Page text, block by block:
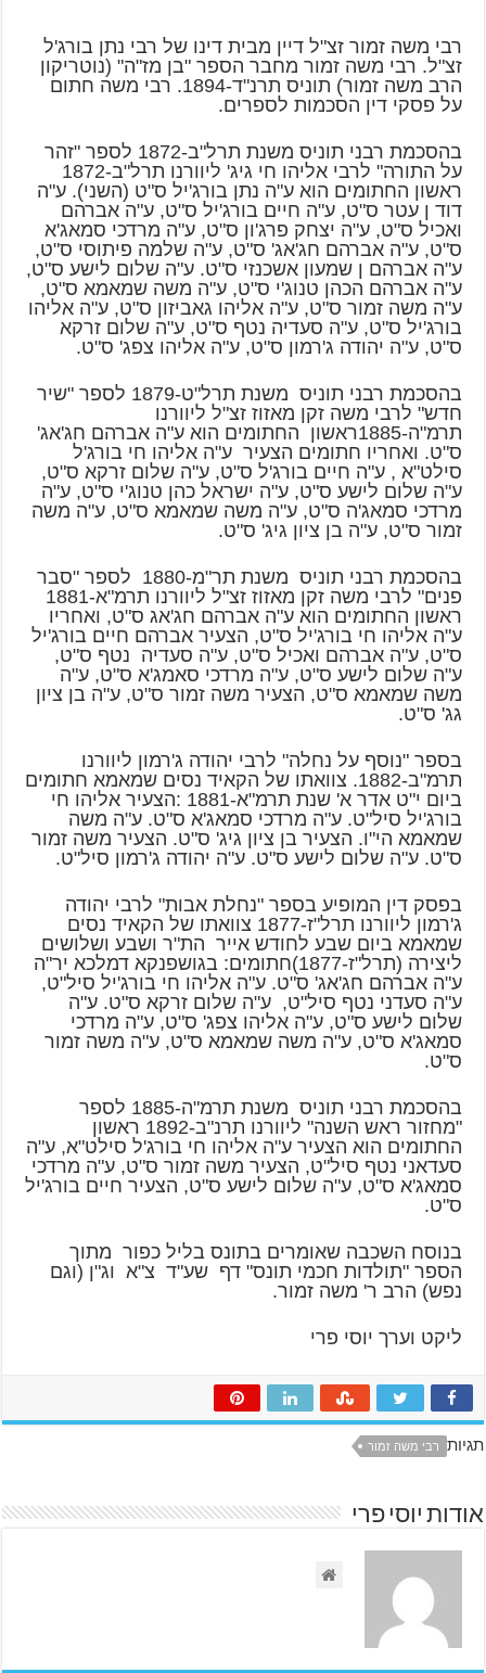
רבי משה זמור זצ"ל דיין מבית דינו של רבי נתן בורג'ל
זצ"ל. רבי משה זמור מחבר הספר "בן מז"ה" (נוטריקון
הרב משה זמור) תוניס תרנ"ד-1894. רבי משה חתום
על פסקי דין הסכמות לספרים.
בהסכמת רבני תוניס משנת תרל"ב-1872 לספר "זהר
על התורה" לרבי אליהו חי גיג' ליוורנו תרל"ב-1872
ראשון החתומים הוא ע"ה נתן בורג'יל ס"ט (השני). ע"ה
דוד ן עטר ס"ט, ע"ה חיים בורג'יל ס"ט, ע"ה אברהם
ואכיל ס"ט, ע"ה יצחק פרג'ון ס"ט, ע"ה מרדכי סמאג'א
ס"ט, ע"ה אברהם חג'אג' ס"ט, ע"ה שלמה פיתוסי ס"ט,
ע"ה אברהם ן שמעון אשכנזי ס"ט. ע"ה שלום לישע ס"ט,
ע"ה אברהם הכהן טנוג'י ס"ט, ע"ה משה שמאמא ס"ט,
ע"ה משה זמור ס"ט, ע"ה אליהו גאביזון ס"ט, ע"ה אליהו
בורג'יל ס"ט, ע"ה סעדיה נטף ס"ט, ע"ה שלום זרקא
ס"ט, ע"ה יהודה ג'רמון ס"ט, ע"ה אליהו צפג' ס"ט.
בהסכמת רבני תוניס משנת תרל"ט-1879 לספר "שיר
חדש" לרבי משה זקן מאזוז זצ"ל ליוורנו
תרמ"ה-1885ראשון החתומים הוא ע"ה אברהם חג'אג'
ס"ט. ואחריו חתומים הצעיר ע"ה אליהו חי בורג'ל
סילט"א , ע"ה חיים בורג'ל ס"ט, ע"ה שלום זרקא ס"ט,
ע"ה שלום לישע ס"ט, ע"ה ישראל כהן טנוג'י ס"ט, ע"ה
מרדכי סמאג'ה ס"ט, ע"ה משה שמאמא ס"ט, ע"ה משה
זמור ס"ט, ע"ה בן ציון גיג' ס"ט.
בהסכמת רבני תוניס משנת תר"מ-1880 לספר "סבר
פנים" לרבי משה זקן מאזוז זצ"ל ליוורנו תרמ"א-1881
ראשון החתומים הוא ע"ה אברהם חג'אג ס"ט, ואחריו
ע"ה אליהו חי בורג'יל ס"ט, הצעיר אברהם חיים בורג'יל
ס"ט, ע"ה אברהם ואכיל ס"ט, ע"ה סעדיה נטף ס"ט,
ע"ה שלום לישע ס"ט, ע"ה מרדכי סאמג'א ס"ט, ע"ה
משה שמאמא ס"ט, הצעיר משה זמור ס"ט, ע"ה בן ציון
גג' ס"ט.
בספר "נוסף על נחלה" לרבי יהודה ג'רמון ליוורנו
תרמ"ב-1882. צוואתו של הקאיד נסים שמאמא חתומים
ביום י"ט אדר א' שנת תרמ"א-1881 :הצעיר אליהו חי
בורג'יל סיל"ט. ע"ה מרדכי סמאג'א ס"ט. ע"ה משה
שמאמא הי"ו. הצעיר בן ציון גיג' ס"ט. הצעיר משה זמור
ס"ט. ע"ה שלום לישע ס"ט. ע"ה יהודה ג'רמון סיל"ט.
בפסק דין המופיע בספר "נחלת אבות" לרבי יהודה
ג'רמון ליוורנו תרל"ז-1877 צוואתו של הקאיד נסים
שמאמא ביום שבע לחודש אייר הת"ר ושבע ושלושים
ליצירה (תרל"ז-1877)חתומים: בגושפנקא דמלכא יר"ה
ע"ה אברהם חג'אג' ס"ט. ע"ה אליהו חי בורג'יל סיל"ט,
ע"ה סעדני נטף סיל"ט, ע"ה שלום זרקא ס"ט. ע"ה
שלום לישע ס"ט, ע"ה אליהו צפג' ס"ט, ע"ה מרדכי
סמאג'א ס"ט, ע"ה משה שמאמא ס"ט, ע"ה משה זמור
ס"ט.
בהסכמת רבני תוניס משנת תרמ"ה-1885 לספר
"מחזור ראש השנה" ליוורנו תרנ"ב-1892 ראשון
החתומים הוא הצעיר ע"ה אליהו חי בורג'ל סילט"א, ע"ה
סעדאני נטף סיל"ט, הצעיר משה זמור ס"ט, ע"ה מרדכי
סמאג'א ס"ט, ע"ה שלום לישע ס"ט, הצעיר חיים בורג'יל
ס"ט.
בנוסח השכבה שאומרים בתונס בליל כפור מתוך
הספר "תולדות חכמי תונס" דף שע"ד צ"א וג"ן (וגם
נפש) הרב ר' משה זמור.
ליקט וערך יוסי פרי
תגיות רבי משה זמור
אודות יוסי פרי